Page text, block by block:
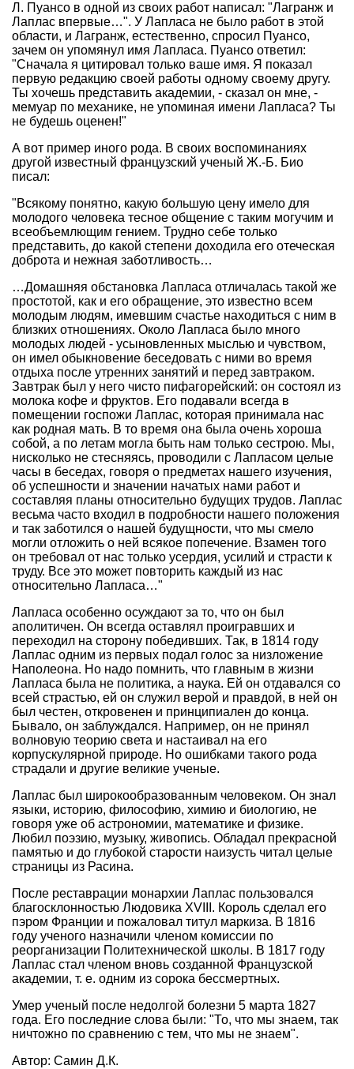
Л. Пуансо в одной из своих работ написал: "Лагранж и
Лаплас впервые…". У Лапласа не было работ в этой
области, и Лагранж, естественно, спросил Пуансо,
зачем он упомянул имя Лапласа. Пуансо ответил:
"Сначала я цитировал только ваше имя. Я показал
первую редакцию своей работы одному своему другу.
Ты хочешь представить академии, - сказал он мне, -
мемуар по механике, не упоминая имени Лапласа? Ты
не будешь оценен!"
А вот пример иного рода. В своих воспоминаниях
другой известный французский ученый Ж.-Б. Био
писал:
"Всякому понятно, какую большую цену имело для
молодого человека тесное общение с таким могучим и
всеобъемлющим гением. Трудно себе только
представить, до какой степени доходила его отеческая
доброта и нежная заботливость…
…Домашняя обстановка Лапласа отличалась такой же
простотой, как и его обращение, это известно всем
молодым людям, имевшим счастье находиться с ним в
близких отношениях. Около Лапласа было много
молодых людей - усыновленных мыслью и чувством,
он имел обыкновение беседовать с ними во время
отдыха после утренних занятий и перед завтраком.
Завтрак был у него чисто пифагорейский: он состоял из
молока кофе и фруктов. Его подавали всегда в
помещении госпожи Лаплас, которая принимала нас
как родная мать. В то время она была очень хороша
собой, а по летам могла быть нам только сестрою. Мы,
нисколько не стесняясь, проводили с Лапласом целые
часы в беседах, говоря о предметах нашего изучения,
об успешности и значении начатых нами работ и
составляя планы относительно будущих трудов. Лаплас
весьма часто входил в подробности нашего положения
и так заботился о нашей будущности, что мы смело
могли отложить о ней всякое попечение. Взамен того
он требовал от нас только усердия, усилий и страсти к
труду. Все это может повторить каждый из нас
относительно Лапласа…"
Лапласа особенно осуждают за то, что он был
аполитичен. Он всегда оставлял проигравших и
переходил на сторону победивших. Так, в 1814 году
Лаплас одним из первых подал голос за низложение
Наполеона. Но надо помнить, что главным в жизни
Лапласа была не политика, а наука. Ей он отдавался со
всей страстью, ей он служил верой и правдой, в ней он
был честен, откровенен и принципиален до конца.
Бывало, он заблуждался. Например, он не принял
волновую теорию света и настаивал на его
корпускулярной природе. Но ошибками такого рода
страдали и другие великие ученые.
Лаплас был широкообразованным человеком. Он знал
языки, историю, философию, химию и биологию, не
говоря уже об астрономии, математике и физике.
Любил поэзию, музыку, живопись. Обладал прекрасной
памятью и до глубокой старости наизусть читал целые
страницы из Расина.
После реставрации монархии Лаплас пользовался
благосклонностью Людовика XVIII. Король сделал его
пэром Франции и пожаловал титул маркиза. В 1816
году ученого назначили членом комиссии по
реорганизации Политехнической школы. В 1817 году
Лаплас стал членом вновь созданной Французской
академии, т. е. одним из сорока бессмертных.
Умер ученый после недолгой болезни 5 марта 1827
года. Его последние слова были: "То, что мы знаем, так
ничтожно по сравнению с тем, что мы не знаем".
Автор: Самин Д.К.